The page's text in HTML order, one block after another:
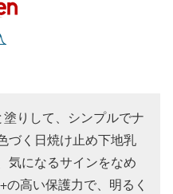
りして、シンプルでナ
づく日焼け止め下地乳
気になるサインをなめ
の高い保護力で、明るく